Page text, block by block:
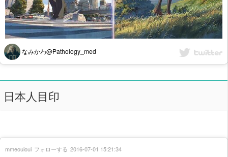
なみかわ@Pathology_med
日本人目印
mmeouioui フォローする 2016-07-01 15:21:34